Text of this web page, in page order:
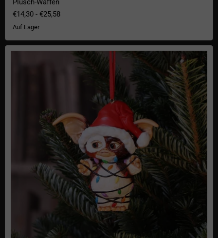
Plüsch-Waffen
€14,30 - €25,58
Auf Lager
Gremlins Christbaumschmuck